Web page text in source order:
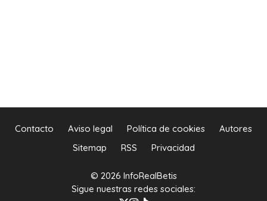
Contacto Aviso legal Política de cookies
Autores
Sitemap
RSS Privacidad
© 2026 InfoRealBetis
Sigue nuestras redes sociales: